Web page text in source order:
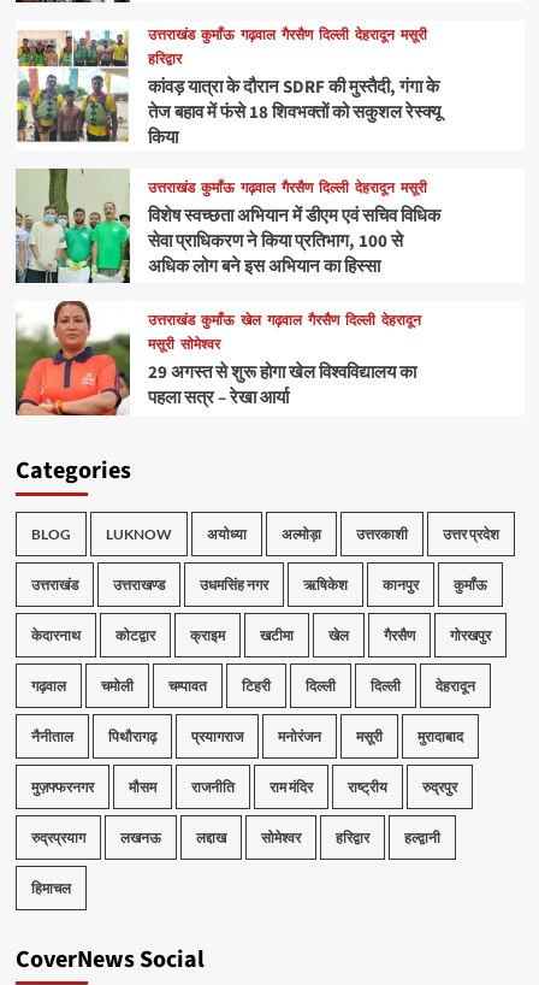
उत्तराखंड कुमाँऊ गढ़वाल गैरसैण दिल्ली देहरादून मसूरी
हरिद्वार
कांवड़ यात्रा के दौरान SDRF की मुस्तैदी, गंगा के
तेज बहाव में फंसे 18 शिवभक्तों को सकुशल रेस्क्यू
किया
उत्तराखंड कुमाँऊ गढ़वाल गैरसैण दिल्ली देहरादून मसूरी
विशेष स्वच्छता अभियान में डीएम एवं सचिव विधिक
सेवा प्राधिकरण ने किया प्रतिभाग, 100 से
अधिक लोग बने इस अभियान का हिस्सा
उत्तराखंड कुमाँऊ खेल गढ़वाल गैरसैण दिल्ली देहरादून
मसूरी सोमेश्वर
29 अगस्त से शुरू होगा खेल विश्वविद्यालय का
पहला सत्र – रेखा आर्या
Categories
BLOG LUKNOW अयोध्या अल्मोड़ा उत्तरकाशी उत्तर प्रदेश
उत्तराखंड उत्तराखण्ड उधमसिंह नगर ऋषिकेश कानपुर कुमाँऊ
केदारनाथ कोटद्वार क्राइम खटीमा खेल गैरसैण गोरखपुर
गढ़वाल चमोली चम्पावत टिहरी दिल्ली दिल्ली देहरादून
नैनीताल पिथौरागढ़ प्रयागराज मनोरंजन मसूरी मुरादाबाद
मुज़फ्फरनगर मौसम राजनीति राम मंदिर राष्ट्रीय रुद्रपुर
रुद्रप्रयाग लखनऊ लद्दाख सोमेश्वर हरिद्वार हल्द्वानी
हिमाचल
CoverNews Social